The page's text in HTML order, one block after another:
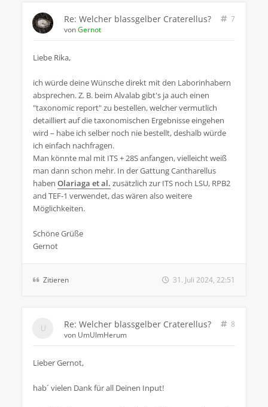
Re: Welcher blassgelber Craterellus?
7
vonGernot
Liebe Rika,
ich würde deine Wünsche direkt mit den Laborinhabern
absprechen. Z. B. beim Alvalab gibt's ja auch einen
"taxonomic report" zu bestellen, welcher vermutlich
detailliert auf die taxonomischen Ergebnisse eingehen
wird – habe ich selber noch nie bestellt, deshalb würde
ich einfach nachfragen.
Man könnte mal mit ITS + 28S anfangen, vielleicht weiß
man dann schon mehr. In der Gattung Cantharellus
haben Olariaga et al. zusätzlich zur ITS noch LSU, RPB2
and TEF-1 verwendet, das wären also weitere
Möglichkeiten.
Schöne Grüße
Gernot
Zitieren 31. Juli 2024, 22:51
Re: Welcher blassgelber Craterellus?
8
von UmUlmHerum
Lieber Gernot,
hab´ vielen Dank für all Deinen Input!